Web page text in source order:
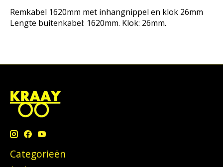
Remkabel 1620mm met inhangnippel en klok 26mm
Lengte buitenkabel: 1620mm. Klok: 26mm.
Categorieën